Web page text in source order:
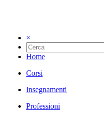
×
Home
Corsi
Insegnamenti
Professioni